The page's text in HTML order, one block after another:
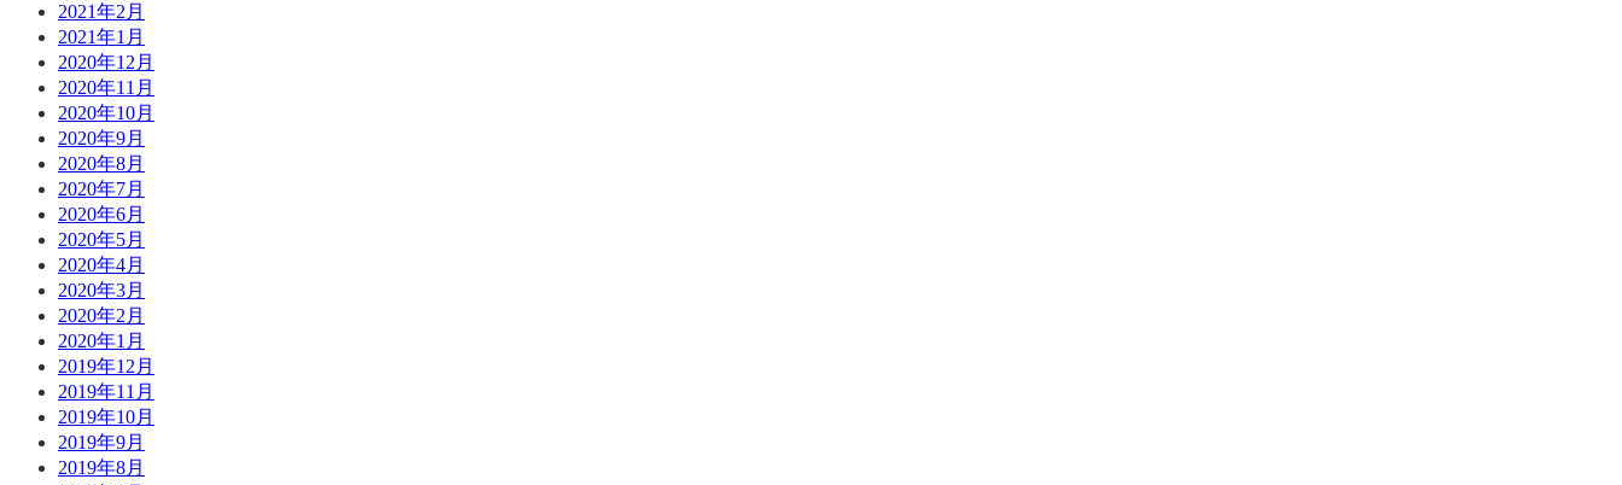
2021年2月
2021年1月
2020年12月
2020年11月
2020年10月
2020年9月
2020年8月
2020年7月
2020年6月
2020年5月
2020年4月
2020年3月
2020年2月
2020年1月
2019年12月
2019年11月
2019年10月
2019年9月
2019年8月